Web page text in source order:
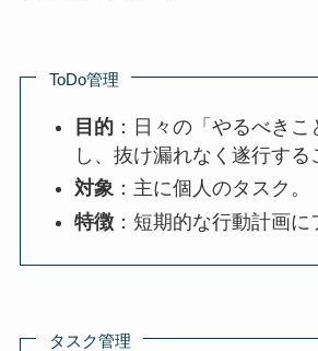
ToDo管理
目的 ：日々の「やるべき
し、抜け漏れなく遂行する
対象 ：主に個人のタスク。
特徴 ：短期的な行動計画に
タスク管理